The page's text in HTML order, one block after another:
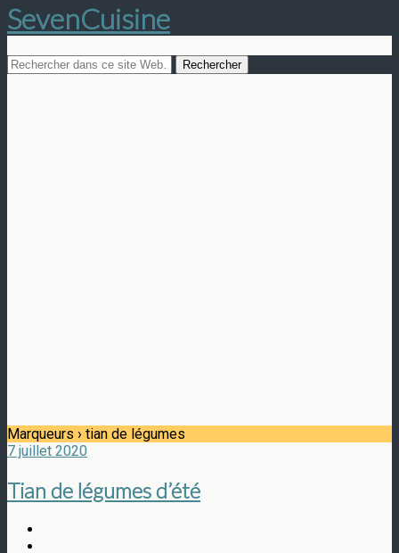
SevenCuisine
Marqueurs › tian de légumes
7 juillet 2020
Tian de légumes d’été